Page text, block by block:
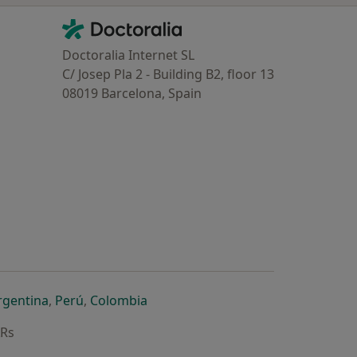
Contacto
Doctoralia - Homepage
Doctoralia Internet SL
C/ Josep Pla 2 - Building B2, floor 13
08019 Barcelona, Spain
separador
num novo separador
abre num novo separador
, Perúabre num novo separador
, Colombiaabre num novo separador